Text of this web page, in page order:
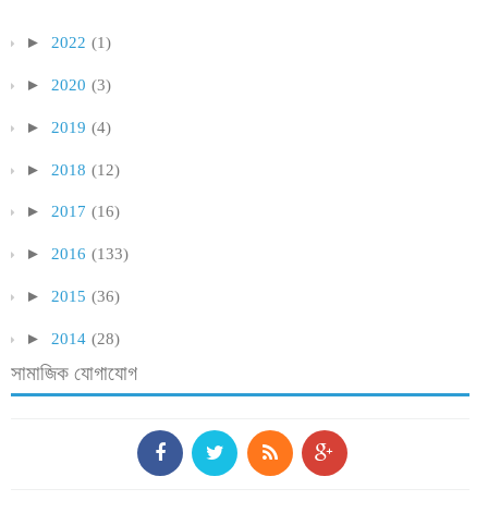
► 2022 (1)
► 2020 (3)
► 2019 (4)
► 2018 (12)
► 2017 (16)
► 2016 (133)
► 2015 (36)
► 2014 (28)
সামাজিক যোগাযোগ